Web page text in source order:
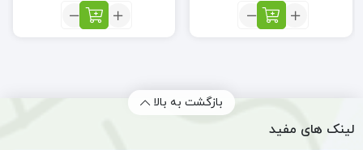
تعداد:
مستوک،
تعداد:
شیره
بازگشت به بالا
لینک های مفید